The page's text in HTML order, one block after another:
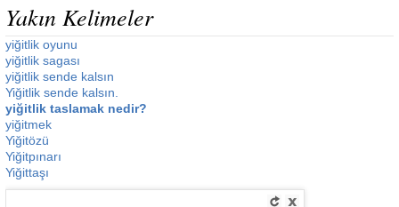
Yakın Kelimeler
yiğitlik oyunu
yiğitlik sagası
yiğitlik sende kalsın
Yiğitlik sende kalsın.
yiğitlik taslamak nedir?
yiğitmek
Yiğitözü
Yiğitpınarı
Yiğittaşı